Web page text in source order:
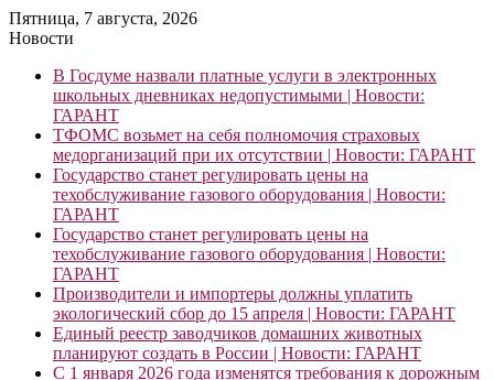
Пятница, 7 августа, 2026
Новости
В Госдуме назвали платные услуги в электронных
школьных дневниках недопустимыми | Новости:
ГАРАНТ
ТФОМС возьмет на себя полномочия страховых
медорганизаций при их отсутствии | Новости: ГАРАНТ
Государство станет регулировать цены на
техобслуживание газового оборудования | Новости:
ГАРАНТ
Государство станет регулировать цены на
техобслуживание газового оборудования | Новости:
ГАРАНТ
Производители и импортеры должны уплатить
экологический сбор до 15 апреля | Новости: ГАРАНТ
Единый реестр заводчиков домашних животных
планируют создать в России | Новости: ГАРАНТ
С 1 января 2026 года изменятся требования к дорожным